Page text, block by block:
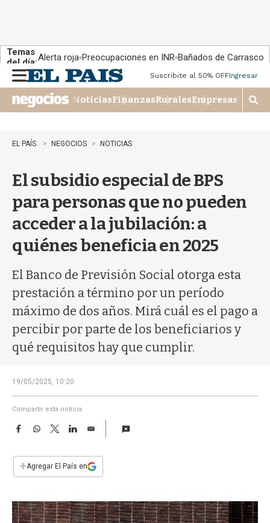
Temas
del día:Alerta roja Preocupaciones en INR Bañados de Carrasco
n
u
Suscribite al 50% OFFIngresar
NoticiasFinanzasRuralesEmpresas
M
o
EL PAÍS NEGOCIOS NOTICIAS
El subsidio especial de BPS
para personas que no pueden
acceder a la jubilación: a
quiénes beneficia en 2025
El Banco de Previsión Social otorga esta
prestación a término por un período
máximo de dos años. Mirá cuál es el pago a
percibir por parte de los beneficiarios y
qué requisitos hay que cumplir.
19/05/2025, 10:20
Compartir esta noticia
F
e
b
k
W
s
p
T
w
t
L
n
E
i
l
+Agregar El País en